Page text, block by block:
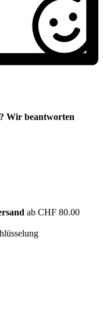
Wir beantworten
ab CHF 80.00